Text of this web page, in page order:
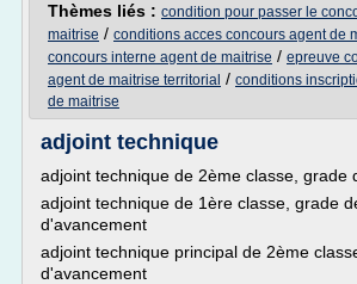
Thèmes liés : condition pour passer le
maitrise / conditions acces concours agent de
concours interne agent de maitrise / epreuve
agent de maitrise territorial / conditions
de maitrise
adjoint technique
adjoint technique de 2ème classe, grade
adjoint technique de 1ère classe, grade
d'avancement
adjoint technique principal de 2ème
d'avancement